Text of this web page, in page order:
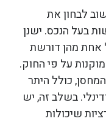
לבחון את
בעל הנכס. ישנן
אחת מהן דורשת
על פי החוק.
כולל היתר
בשלב זה, יש
שיכולות